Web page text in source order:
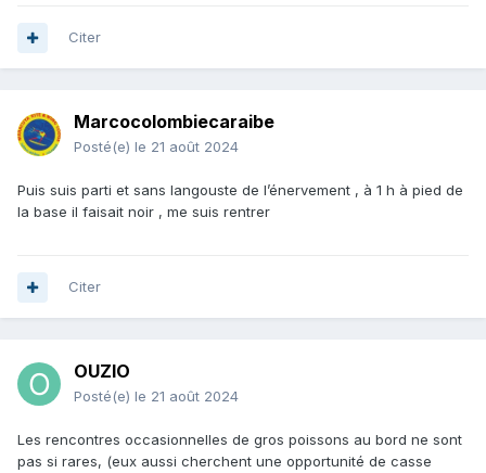
Citer
Marcocolombiecaraibe
Posté(e) le 21 août 2024
Puis suis parti et sans langouste de l’énervement , à 1 h à pied de
la base il faisait noir , me suis rentrer
Citer
OUZIO
Posté(e) le 21 août 2024
Les rencontres occasionnelles de gros poissons au bord ne sont
pas si rares, (eux aussi cherchent une opportunité de casse